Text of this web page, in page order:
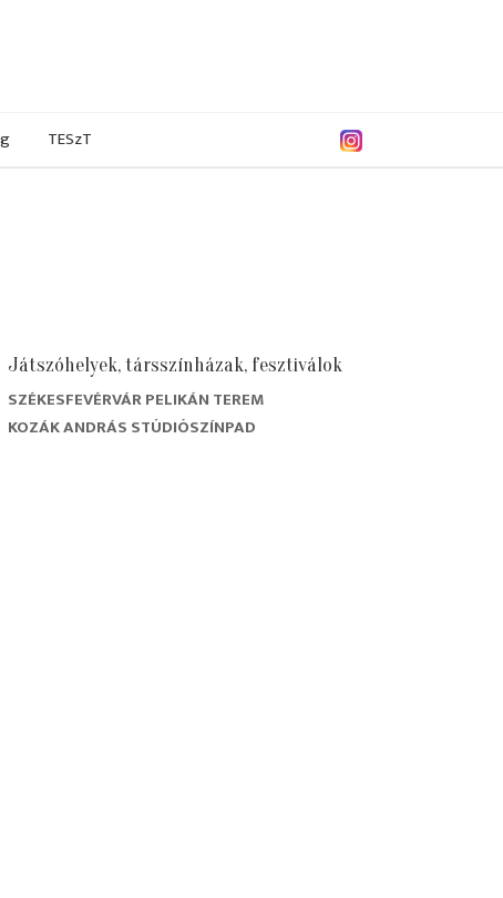
TESzT
Játszóhelyek, társszínházak, fesztiválok
SZÉKESFEVÉRVÁR PELIKÁN TEREM
KOZÁK ANDRÁS STÚDIÓSZÍNPAD